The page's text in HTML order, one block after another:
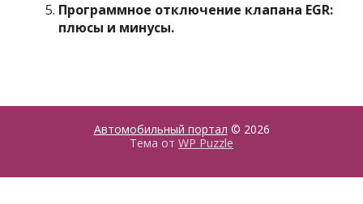
Программное отключение клапана EGR:
плюсы и минусы.
Автомобильный портал © 2026
Тема от WP Puzzle